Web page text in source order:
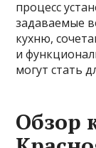
процесс
задаваемые
кухню,
и
могут стать
Обзор